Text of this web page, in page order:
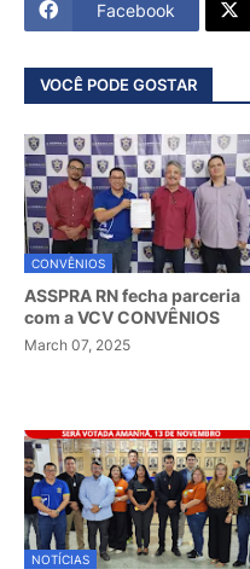
Facebook
VOCÊ PODE GOSTAR
CONVÊNIOS
ASSPRA RN fecha parceria
com a VCV CONVÊNIOS
March 07, 2025
NOTÍCIAS